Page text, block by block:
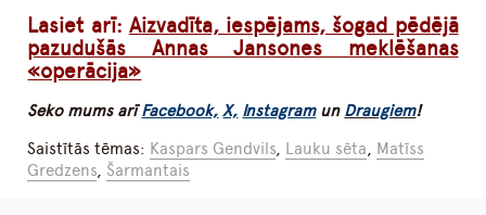
Lasiet arī: Aizvadīta, iespējams, šogad pēdējā
pazudušās Annas Jansones meklēšanas
«operācija»
Seko mums arī Facebook, X, Instagram un Draugiem!
Saistītās tēmas: Kaspars Gendvils, Lauku sēta, Matīss
Gredzens,Šarmantais